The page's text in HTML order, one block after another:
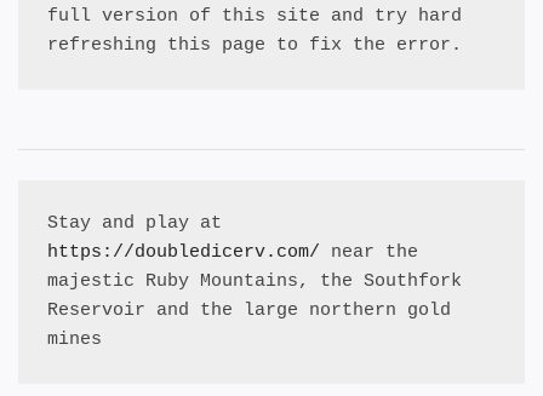
full version of this site and try hard
refreshing this page to fix the error.
https://doubledicerv.com/ near the
majestic Ruby Mountains, the Southfork
Reservoir and the large northern gold
mines